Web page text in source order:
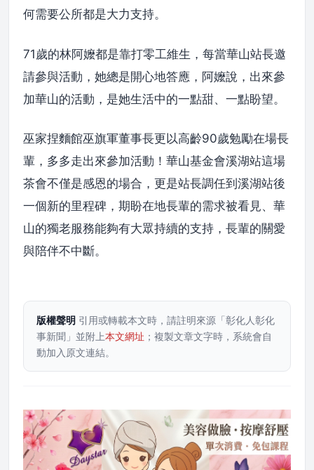
何需要公所都是大力支持。
71歲的林阿嬤都是靠打零工維生，每當華山站長邀
請參與活動，她總是開心地答應，阿嬤說，出來參
加華山的活動，是她生活中的一點甜、一點盼望。
巫家捏麵館巫旗軍董事長更以高齡90歲勉勵在場長
輩，多多走出來參加活動！華山基金會溪湖站這場
茶會不僅是感恩的場合，更是站長調任到溪湖站後
一個新的里程碑，期盼在地長輩的需求被看見、華
山的獨老服務能夠有大眾持續的支持，長輩的關愛
與陪伴不中斷。
版權聲明 引用或轉載本文時，請註明來源「彰化人彰化
事新聞」並附上本文網址 ；複製文章文字時，系統會自
動加入原文連結。